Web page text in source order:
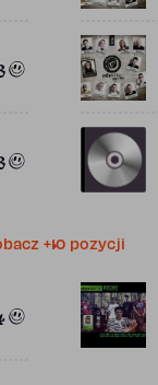
+10 pozycji